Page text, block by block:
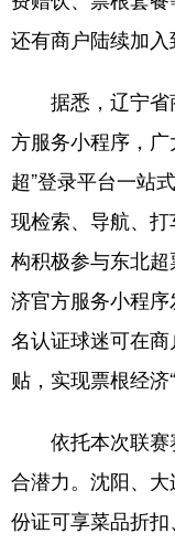
四川
新疆
多语种频道
English
Русский язык
Deutsch
还有商户陆续加入
据悉，辽宁省
方服务小程序，
超”登录平台一站
现检索、导航、
构积极参与东北
济官方服务小程序
名认证球迷可在
贴，实现票根经济
依托本次联赛
合潜力。沈阳、
份证可享菜品折